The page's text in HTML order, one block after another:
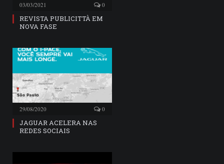
03/03/2021 0
REVISTA PUBLICITTÀ EM
NOVA FASE
29/08/2020 0
JAGUAR ACELERA NAS
REDES SOCIAIS